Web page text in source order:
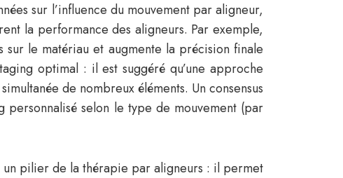
sur l’influence du mouvement par aligneur,
la performance des aligneurs. Par exemple,
le matériau et augmente la précision finale
optimal : il est suggéré qu’une approche
de nombreux éléments. Un consensus
selon le type de mouvement (par
un pilier de la thérapie par aligneurs : il permet